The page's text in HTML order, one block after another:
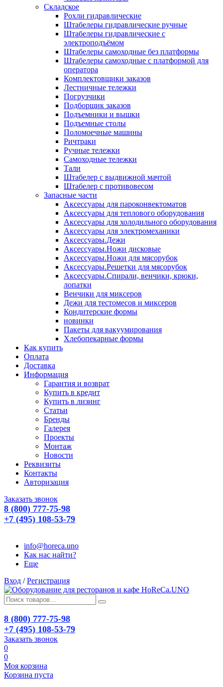
Складское
Рохли гидравлические
Штабелеры гидравлические ручные
Штабелеры гидравлические с
электроподъёмом
Штабелеры самоходные без платформы
Штабелеры самоходные с платформой для
оператора
Комплектовщики заказов
Лестничные тележки
Погрузчики
Подборщик заказов
Подъемники и вышки
Подъемные столы
Поломоечные машины
Ричтраки
Ручные тележки
Самоходные тележки
Тали
Штабелер с выдвижной мачтой
Штабелер с противовесом
Запасные части
Аксессуары для пароконвектоматов
Аксессуары для теплового оборудования
Аксессуары для холодильного оборудования
Аксессуары для электромеханики
Аксессуары.Дежи
Аксессуары.Ножи дисковые
Аксессуары.Ножи для мясорубок
Аксессуары.Решетки для мясорубок
Аксессуары.Спирали, венчики, крюки,
лопатки
Венчики для миксеров
Дежи для тестомесов и миксеров
Кондитерские формы
новинки
Пакеты для вакуумирования
Хлебопекарные формы
Как купить
Оплата
Доставка
Информация
Гарантия и возврат
Купить в кредит
Купить в лизинг
Статьи
Бренды
Галерея
Проекты
Монтаж
Новости
Реквизиты
Контакты
Авторизация
Заказать звонок
8 (800) 777-75-98
+7 (495) 108-53-79
info@horeca.uno
Как нас найти?
Еще
Вход / Регистрация
8 (800) 777-75-98
+7 (495) 108-53-79
Заказать звонок
0
0
Моя корзина
Корзина пуста